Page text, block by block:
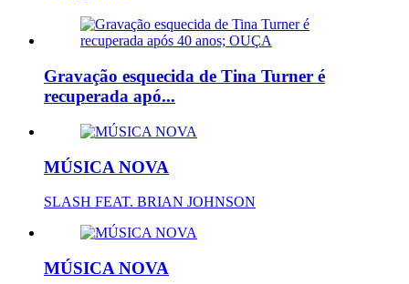
Gravação esquecida de Tina Turner é
recuperada apó...
MÚSICA NOVA
SLASH FEAT. BRIAN JOHNSON
MÚSICA NOVA